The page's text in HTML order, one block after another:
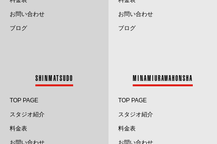
2023.10
2023.9
2023.4
お問い合わせ
ブログ
お問い合わせ
ブログ
SHINMATSUDO
TOP PAGE
スタジオ紹介
料金表
MINAMIURAWAHONSHA
TOP PAGE
スタジオ紹介
料金表